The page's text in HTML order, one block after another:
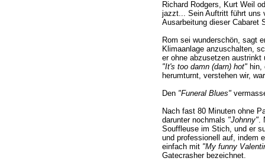
Richard Rodgers, Kurt Weil
jazzt... Sein Auftritt führt uns
Ausarbeitung dieser Cabaret
Rom sei wunderschön, sagt
Klimaanlage anzuschalten,
er ohne abzusetzen austrinkt
"It's too damn (darn) hot"hin,
herumturnt, verstehen wir,
Den "Funeral Blues"
Nach fast 80 Minuten ohne
darunter nochmals "Johnny".
Souffleuse im Stich, und er
und professionell auf, indem
einfach mit "My funny
Gatecrasher bezeichnet.